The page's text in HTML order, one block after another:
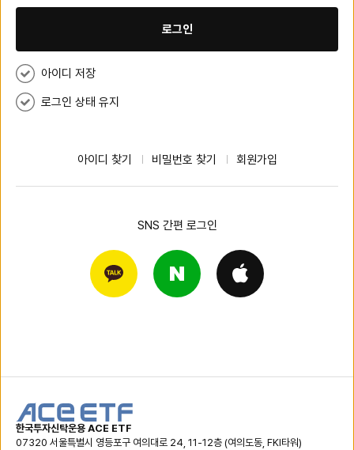
로그인
아이디 저장
로그인 상태 유지
아이디 찾기 비밀번호 찾기 회원가입
SNS 간편 로그인
한국투자신탁운용 ACE ETF
07320 서울특별시 영등포구 여의대로 24, 11-12층 (여의도동, FKI타워)